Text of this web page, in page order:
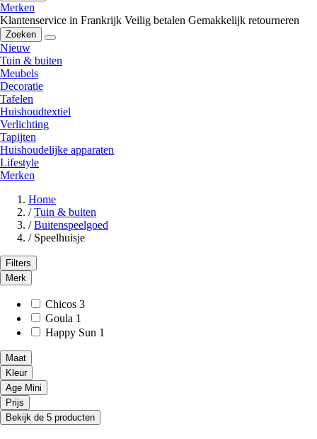
Merken
Klantenservice in Frankrijk Veilig betalen Gemakkelijk retourneren
Zoeken
Nieuw
Tuin & buiten
Meubels
Decoratie
Tafelen
Huishoudtextiel
Verlichting
Tapijten
Huishoudelijke apparaten
Lifestyle
Merken
Home
/ Tuin & buiten
/ Buitenspeelgoed
/ Speelhuisje
Filters
Merk
Chicos 3
Goula 1
Happy Sun 1
Maat
Kleur
Age Mini
Prijs
Bekijk de 5 producten